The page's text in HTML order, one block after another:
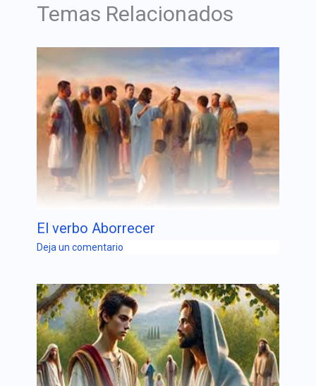
Temas Relacionados
El verbo Aborrecer
Deja un comentario